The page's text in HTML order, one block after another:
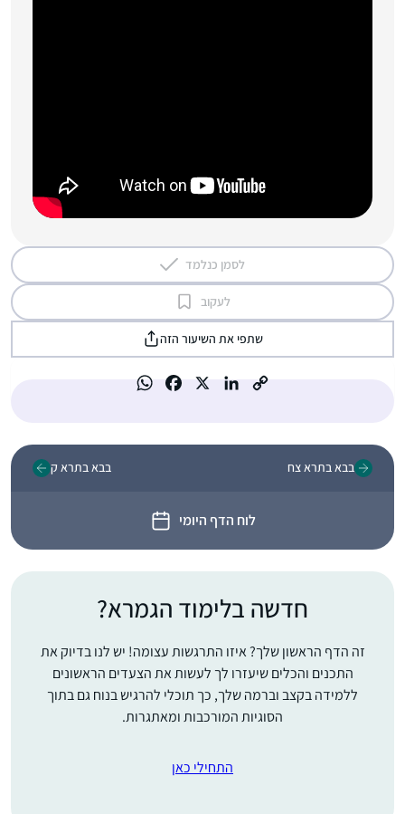
לסמן כנלמד
לעקוב
שתפי את השיעור הזה
בבא בתרא צח
לוח הדף היומי
בבא בתרא ק
חדשה בלימוד הגמרא?
זה הדף הראשון שלך? איזו התרגשות עצומה! יש לנו בדיוק את
התכנים והכלים שיעזרו לך לעשות את הצעדים הראשונים
ללמידה בקצב וברמה שלך, כך תוכלי להרגיש בנוח גם בתוך
הסוגיות המורכבות ומאתגרות.
התחילי כאן